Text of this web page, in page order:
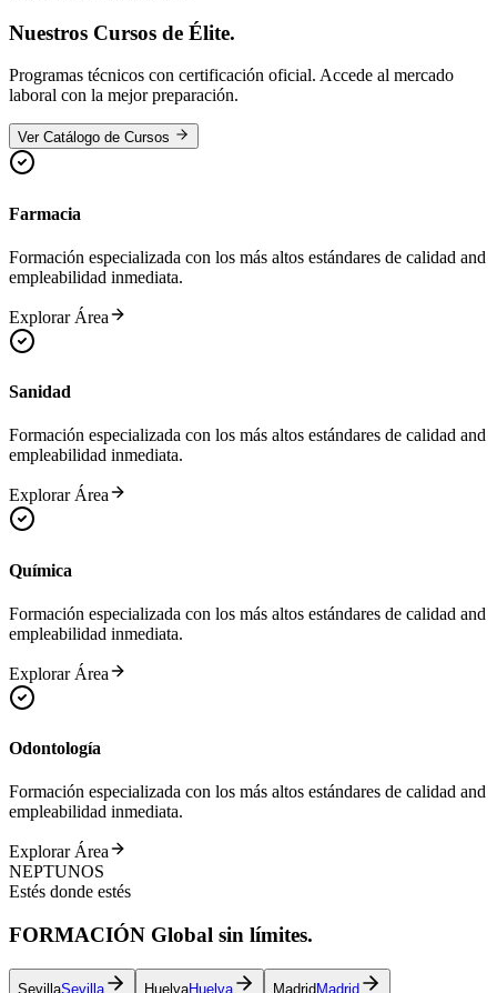
Nuestros Cursos de Élite.
Programas técnicos con certificación oficial. Accede al mercado
laboral con la mejor preparación.
Ver Catálogo de Cursos
Farmacia
Formación especializada con los más altos estándares de calidad and
empleabilidad inmediata.
Explorar Área
Sanidad
Formación especializada con los más altos estándares de calidad and
empleabilidad inmediata.
Explorar Área
Química
Formación especializada con los más altos estándares de calidad and
empleabilidad inmediata.
Explorar Área
Odontología
Formación especializada con los más altos estándares de calidad and
empleabilidad inmediata.
Explorar Área
NEPTUNOS
Estés donde estés
FORMACIÓN Global sin límites.
SevillaSevilla HuelvaHuelva Madrid Madrid